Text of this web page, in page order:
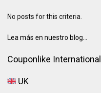
No posts for this criteria.
Lea más en nuestro blog...
Couponlike International
UK